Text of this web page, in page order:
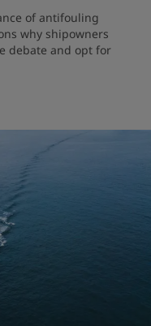
of antifouling
why shipowners
debate and opt for